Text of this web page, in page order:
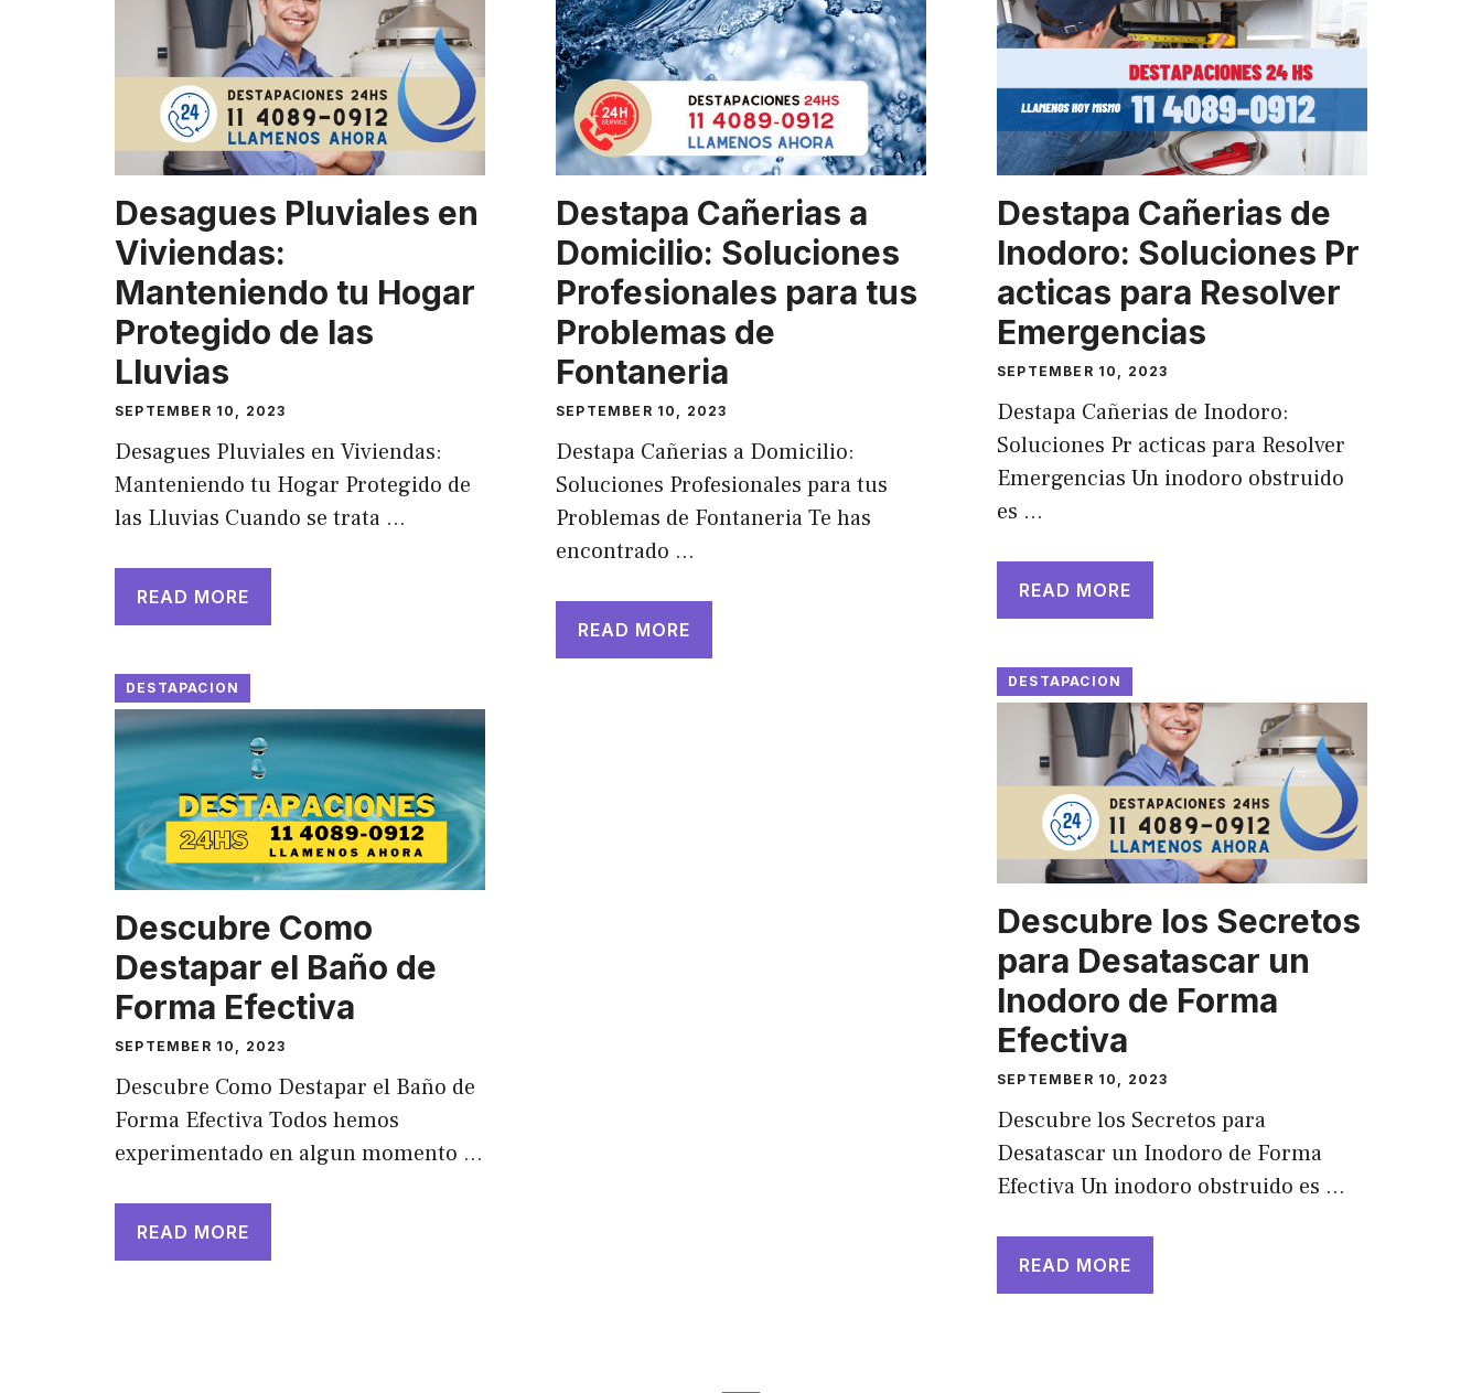
Desagues Pluviales en
Viviendas:
Manteniendo tu Hogar
Protegido de las
Lluvias
SEPTEMBER 10, 2023
Desagues Pluviales en Viviendas:
Manteniendo tu Hogar Protegido de
las Lluvias Cuando se trata …
READ MORE
Destapa Cañerias a
Domicilio: Soluciones
Profesionales para tus
Problemas de
Fontaneria
SEPTEMBER 10, 2023
Destapa Cañerias a Domicilio:
Soluciones Profesionales para tus
Problemas de Fontaneria Te has
encontrado …
READ MORE
Destapa Cañerias de
Inodoro: Soluciones Pr
acticas para Resolver
Emergencias
SEPTEMBER 10, 2023
Destapa Cañerias de Inodoro:
Soluciones Pr acticas para Resolver
Emergencias Un inodoro obstruido
es …
READ MORE
DESTAPACION
Descubre los Secretos
para Desatascar un
Inodoro de Forma
Efectiva
SEPTEMBER 10, 2023
Descubre los Secretos para
Desatascar un Inodoro de Forma
Efectiva Un inodoro obstruido es …
READ MORE
DESTAPACION
Descubre Como
Destapar el Baño de
Forma Efectiva
SEPTEMBER 10, 2023
Descubre Como Destapar el Baño de
Forma Efectiva Todos hemos
experimentado en algun momento …
READ MORE